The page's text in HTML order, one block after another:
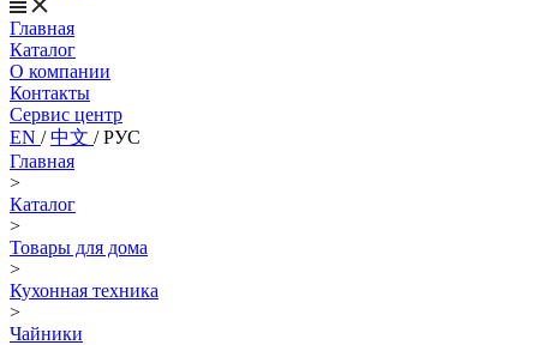
Главная
Каталог
О компании
Контакты
Сервис центр
EN /中文 /РУС
Главная
>
Каталог
>
Товары для дома
>
Кухонная техника
>
Чайники